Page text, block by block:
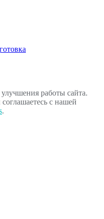
работы сайта.
с нашей
.